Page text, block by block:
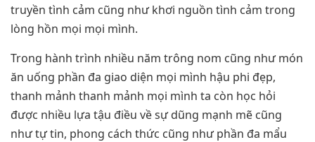
truyền tình cảm cũng như khơi nguồn tình cảm trong
lòng hồn mọi mọi mình.
Trong hành trình nhiều năm trông nom cũng như món
ăn uống phần đa giao diện mọi mình hậu phi đẹp,
thanh mảnh thanh mảnh mọi mình ta còn học hỏi
được nhiều lựa tậu điều về sự dũng mạnh mẽ cũng
như tự tin, phong cách thức cũng như phần đa mẩu